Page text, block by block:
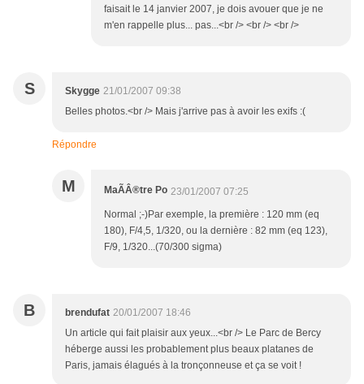
faisait le 14 janvier 2007, je dois avouer que je ne
m'en rappelle plus... pas...<br /> <br /> <br />
S Skygge 21/01/2007 09:38
Belles photos.<br /> Mais j'arrive pas à avoir les exifs :(
Répondre
M MaÃÂ®tre Po 23/01/2007 07:25
Normal ;-)Par exemple, la première : 120 mm (eq
180), F/4,5, 1/320, ou la dernière : 82 mm (eq 123),
F/9, 1/320...(70/300 sigma)
B brendufat 20/01/2007 18:46
Un article qui fait plaisir aux yeux...<br /> Le Parc de Bercy
héberge aussi les probablement plus beaux platanes de
Paris, jamais élagués à la tronçonneuse et ça se voit !